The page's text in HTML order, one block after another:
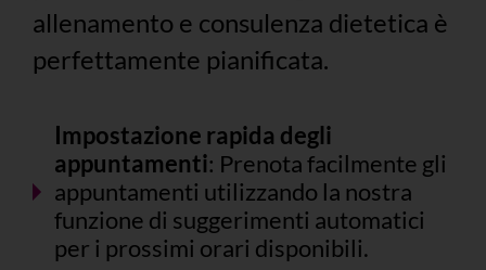
allenamento e consulenza dietetica è
perfettamente pianificata.
Impostazione rapida degli
appuntamenti: Prenota facilmente gli
appuntamenti utilizzando la nostra
funzione di suggerimenti automatici
per i prossimi orari disponibili.